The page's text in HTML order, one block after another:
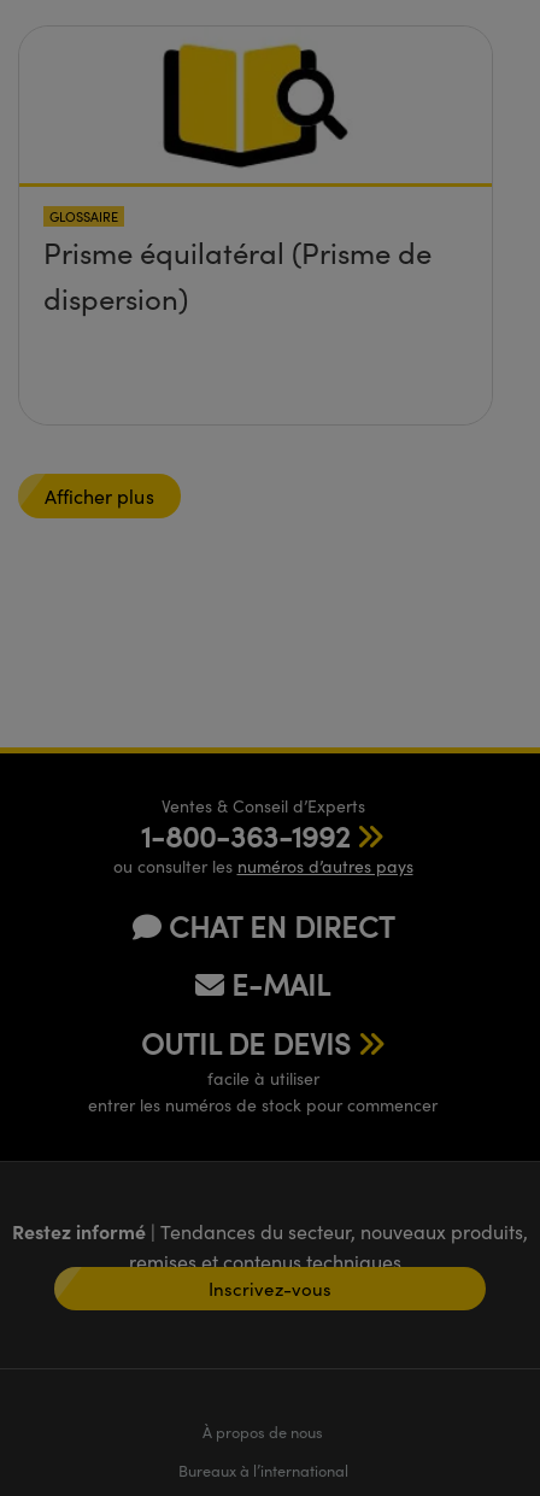
GLOSSAIRE
Prisme équilatéral (Prisme de
dispersion)
Afficher plus
Ventes & Conseil d’Experts
1-800-363-1992
ou consulter les numéros d’autres pays
CHAT EN DIRECT
E-MAIL
OUTIL DE DEVIS
facile à utiliser
entrer les numéros de stock pour commencer
Restez informé | Tendances du secteur, nouveaux produits,
remises et contenus techniques
Inscrivez-vous
À propos de nous
Bureaux à l’international